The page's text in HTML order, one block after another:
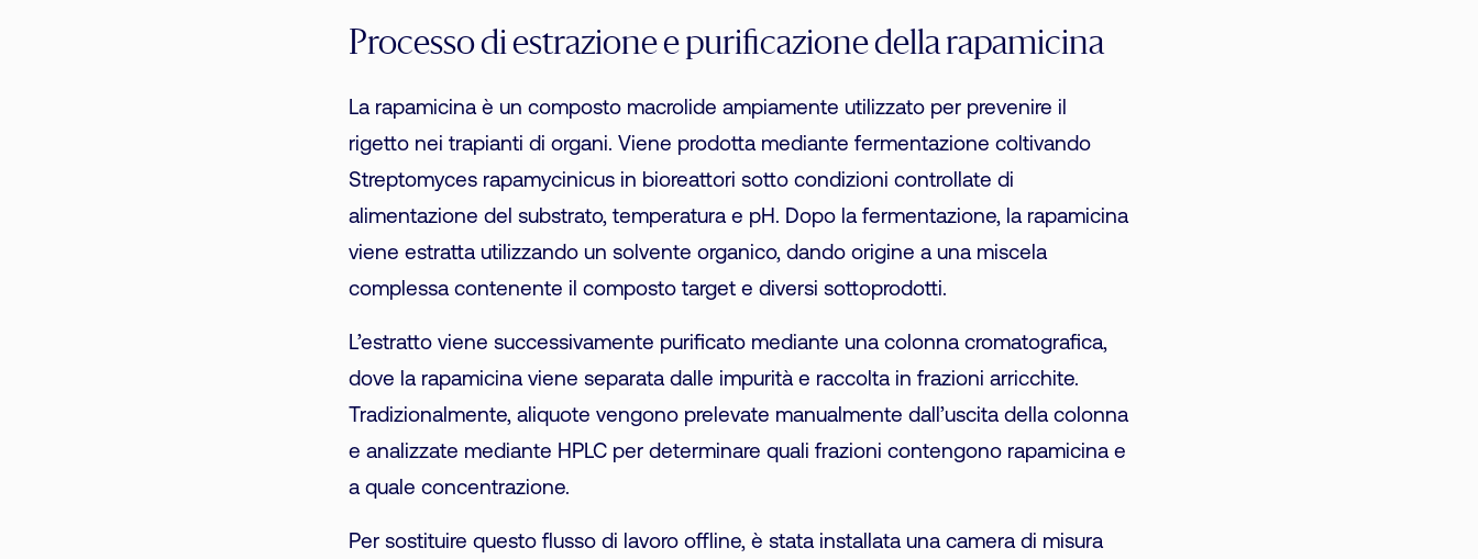
Processo di estrazione e purificazione della rapamicina
La rapamicina è un composto macrolide ampiamente utilizzato per prevenire il
rigetto nei trapianti di organi. Viene prodotta mediante fermentazione coltivando
Streptomyces rapamycinicus in bioreattori sotto condizioni controllate di
alimentazione del substrato, temperatura e pH. Dopo la fermentazione, la rapamicina
viene estratta utilizzando un solvente organico, dando origine a una miscela
complessa contenente il composto target e diversi sottoprodotti.
L’estratto viene successivamente purificato mediante una colonna cromatografica,
dove la rapamicina viene separata dalle impurità e raccolta in frazioni arricchite.
Tradizionalmente, aliquote vengono prelevate manualmente dall’uscita della colonna
e analizzate mediante HPLC per determinare quali frazioni contengono rapamicina e
a quale concentrazione.
Per sostituire questo flusso di lavoro offline, è stata installata una camera di misura